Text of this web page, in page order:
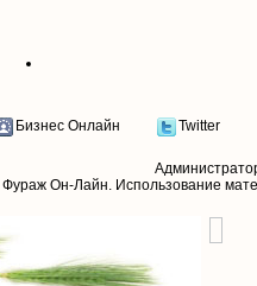
Бизнес Онлайн Twitter
Фураж Он-Лайн. Использование